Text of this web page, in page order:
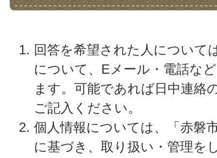
回答を希望された人について
について、Eメール・電話な
ます。可能であれば日中連絡
ご記入ください。
個人情報については、「赤磐
に基づき、取り扱い・管理を